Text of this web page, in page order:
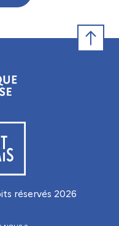
français
réservés 2026